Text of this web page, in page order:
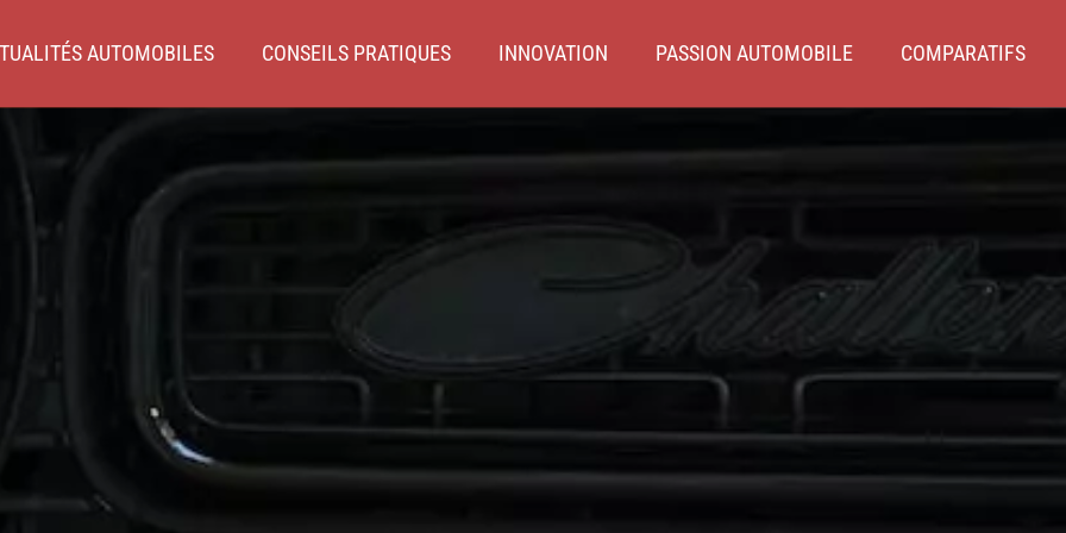
AUTOMOBILES CONSEILS PRATIQUES INNOVATION PASSION AUTOMOBILE COMPARATIFS